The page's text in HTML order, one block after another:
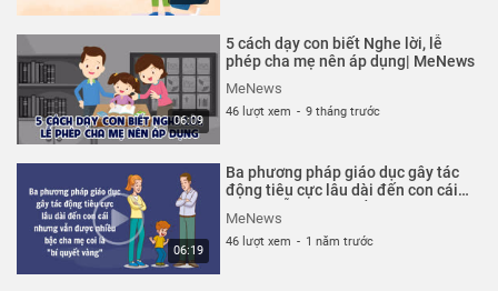
06:09
5 cách dạy con biết Nghe lời, lễ
phép cha mẹ nên áp dụng| MeNews
MeNews
46 lượt xem - 9 tháng trước
06:19
Ba phương pháp giáo dục gây tác
động tiêu cực lâu dài đến con cái
coi là "bí quyết vàng"| MeNews
MeNews
46 lượt xem - 1 năm trước